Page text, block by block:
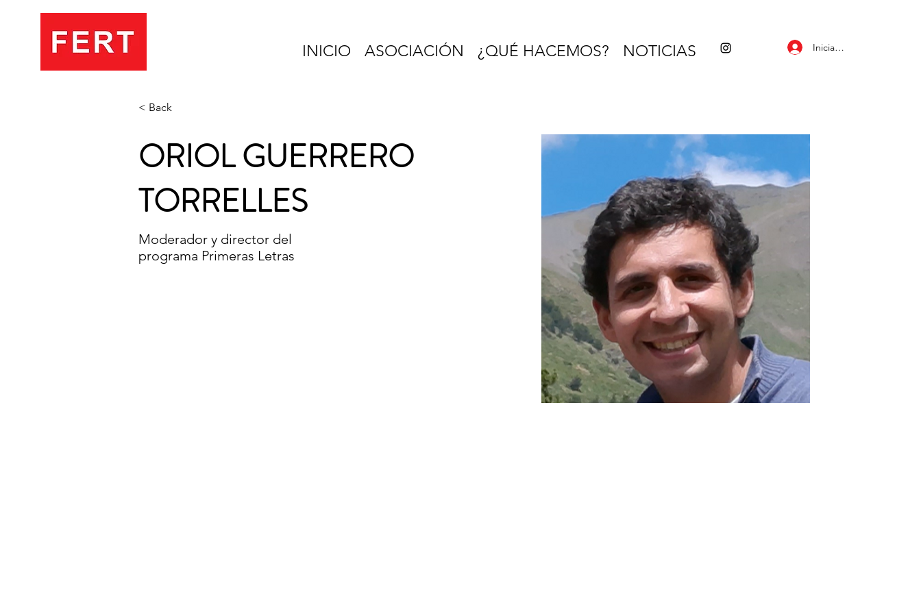
INICIO ASOCIACIÓN ¿QUÉ HACEMOS? NOTICIAS Iniciar sesión
< Back
ORIOL GUERRERO
TORRELLES
Moderador y director del
programa Primeras Letras